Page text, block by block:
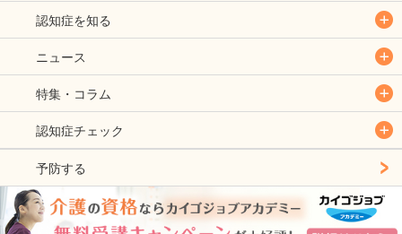
認知症を知る
ニュース
特集・コラム
認知症チェック
予防する